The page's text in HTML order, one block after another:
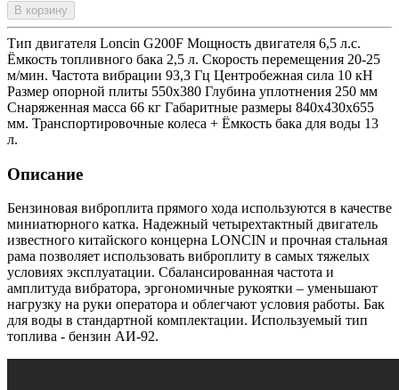
В корзину
Тип двигателя Loncin G200F Мощность двигателя 6,5 л.с.
Ёмкость топливного бака 2,5 л. Скорость перемещения 20-25
м/мин. Частота вибрации 93,3 Гц Центробежная сила 10 кН
Размер опорной плиты 550х380 Глубина уплотнения 250 мм
Снаряженная масса 66 кг Габаритные размеры 840х430х655
мм. Транспортировочные колеса + Ёмкость бака для воды 13
л.
Описание
Бензиновая виброплита прямого хода используются в качестве
миниатюрного катка. Надежный четырехтактный двигатель
известного китайского концерна LONCIN и прочная стальная
рама позволяет использовать виброплиту в самых тяжелых
условиях эксплуатации. Сбалансированная частота и
амплитуда вибратора, эргономичные рукоятки – уменьшают
нагрузку на руки оператора и облегчают условия работы. Бак
для воды в стандартной комплектации. Используемый тип
топлива - бензин АИ-92.